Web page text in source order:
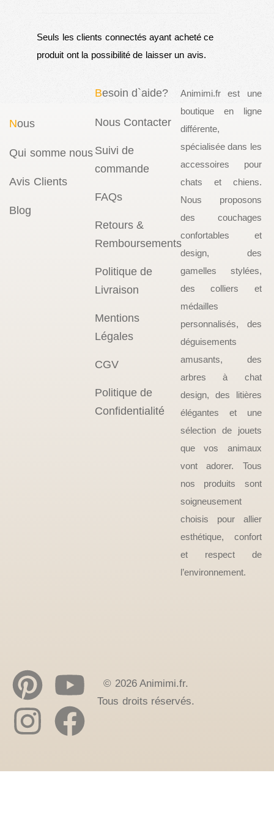
Seuls les clients connectés ayant acheté ce
produit ont la possibilité de laisser un avis.
Nous
Qui somme nous
Avis Clients
Blog
Besoin d`aide?
Nous Contacter
Suivi de
commande
FAQs
Retours &
Remboursements
Politique de
Livraison
Mentions
Légales
CGV
Politique de
Confidentialité
Animimi.fr est une
boutique en ligne
différente,
spécialisée dans les
accessoires pour
chats et chiens.
Nous proposons
des couchages
confortables et
design, des
gamelles stylées,
des colliers et
médailles
personnalisés, des
déguisements
amusants, des
arbres à chat
design, des litières
élégantes et une
sélection de jouets
que vos animaux
vont adorer. Tous
nos produits sont
soigneusement
choisis pour allier
esthétique, confort
et respect de
l’environnement.
© 2026 Animimi.fr.
Tous droits réservés.